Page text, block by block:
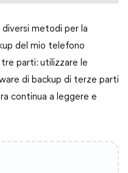
metodi per la
del mio telefono
parti: utilizzare le
di backup di terze parti
continua a leggere e